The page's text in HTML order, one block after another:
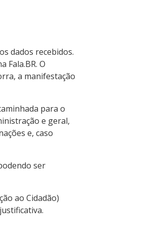
dados recebidos.
Fala.BR. O
a manifestação
para o
e geral,
e, caso
ser
ao Cidadão)